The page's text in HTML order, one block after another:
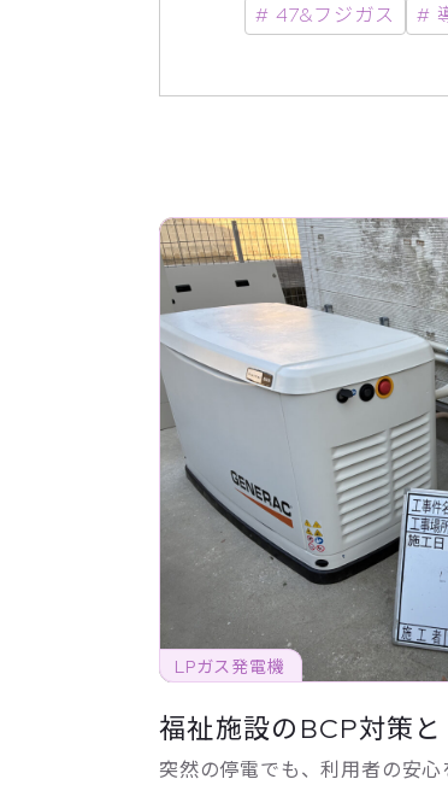
# 47&フジガス #
LPガス発電機
福祉施設のBCP対策
突然の停電でも、利用者の安心